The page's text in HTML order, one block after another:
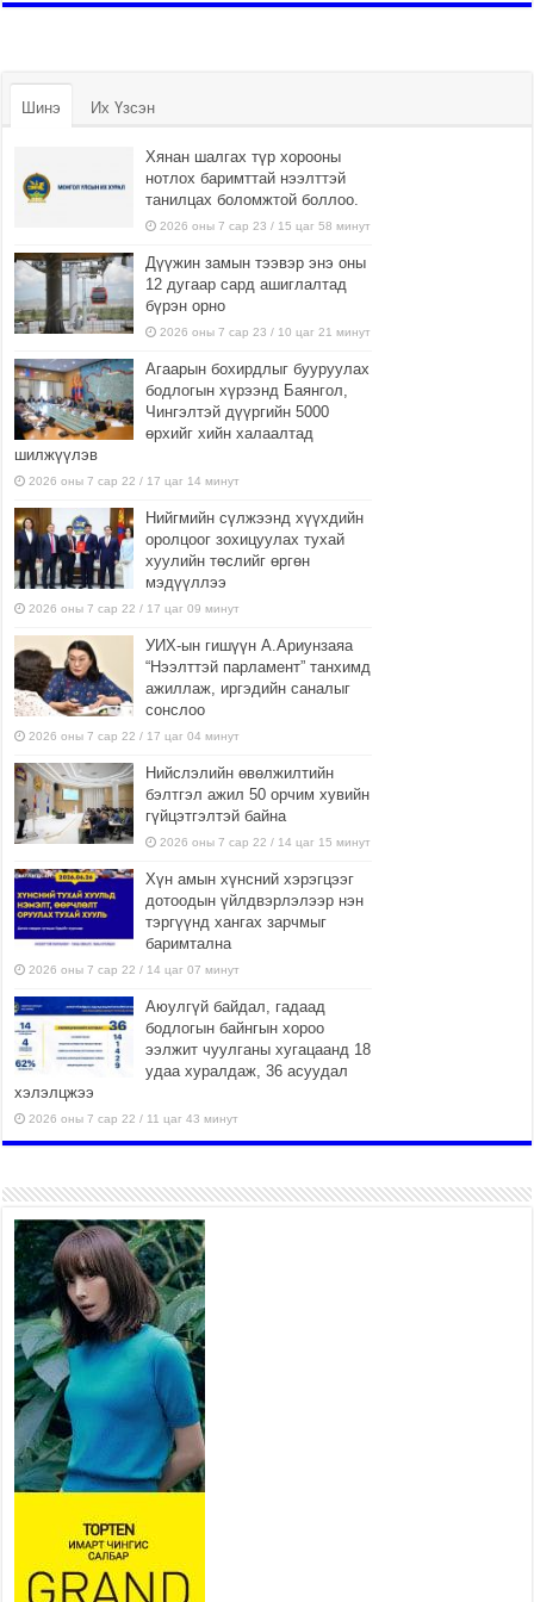
Шинэ Их Үзсэн
Хянан шалгах түр хорооны
нотлох баримттай нээлттэй
танилцах боломжтой боллоо.
2026 оны 7 сар 23 / 15 цаг 58 минут
Дүүжин замын тээвэр энэ оны
12 дугаар сард ашиглалтад
бүрэн орно
2026 оны 7 сар 23 / 10 цаг 21 минут
Агаарын бохирдлыг бууруулах
бодлогын хүрээнд Баянгол,
Чингэлтэй дүүргийн 5000
өрхийг хийн халаалтад
шилжүүлэв
2026 оны 7 сар 22 / 17 цаг 14 минут
Нийгмийн сүлжээнд хүүхдийн
оролцоог зохицуулах тухай
хуулийн төслийг өргөн
мэдүүллээ
2026 оны 7 сар 22 / 17 цаг 09 минут
УИХ-ын гишүүн А.Ариунзаяа
“Нээлттэй парламент” танхимд
ажиллаж, иргэдийн саналыг
сонслоо
2026 оны 7 сар 22 / 17 цаг 04 минут
Нийслэлийн өвөлжилтийн
бэлтгэл ажил 50 орчим хувийн
гүйцэтгэлтэй байна
2026 оны 7 сар 22 / 14 цаг 15 минут
Хүн амын хүнсний хэрэгцээг
дотоодын үйлдвэрлэлээр нэн
тэргүүнд хангах зарчмыг
баримтална
2026 оны 7 сар 22 / 14 цаг 07 минут
Аюулгүй байдал, гадаад
бодлогын байнгын хороо
ээлжит чуулганы хугацаанд 18
удаа хуралдаж, 36 асуудал
хэлэлцжээ
2026 оны 7 сар 22 / 11 цаг 43 минут
боломжтой-Хүүхэд хөгжүүлэх
төв” байгуулах төсөлд төр,
хувийн хэвшлийн түншлэлийн хүрээнд хамтран
ажиллахыг урьж байна
2026 оны 7 сар 22 / 9 цаг 28 минут
Б.Пүрэвдагва: “Урт цагаан”-ыг
залуучууд чөлөөт цагаа
өнгөрүүлдэг, жуулчид зорьж
ирдэг цэг болгоно
2026 оны 7 сар 21 / 16 цаг 47 минут
Тусгай замын автобус /BRT/ төслийн удирдах
хорооны ээлжит хуралдаан боллоо
Ерөнхий сайд Н.Учрал БНХАУ-аас Монгол Улсад
суугаа Элчин сайд Шэнь Миньжюанийг хүлээн
авч уулзав